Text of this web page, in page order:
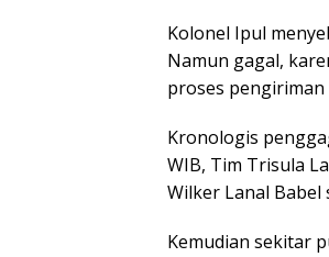
Kolonel Ipul
Namun gagal,
proses
Kronologis
WIB, Tim Trisula
Wilker Lanal
Kemudian sekitar